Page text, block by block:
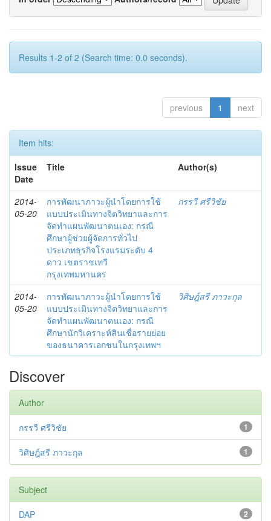
Results 1-2 of 2 (Search time: 0.0 seconds).
previous 1 next
Item hits:
Issue
Date
Title Author(s)
2014-
05-20
การพัฒนาภาวะผู้นำโดยการใช้
แบบประเมินทางจิตวิทยาและการ
จัดทำแผนพัฒนาตนเอง: กรณี
ศึกษาผู้ช่วยผู้จัดการทั่วไป
ประเภทธุรกิจโรงแรมระดับ 4
ดาว เขตราชเทวี
กรุงเทพมหานคร
กรรวี ศรีวิชัย
2014-
05-20
การพัฒนาภาวะผู้นำโดยการใช้
แบบประเมินทางจิตวิทยาและการ
จัดทำแผนพัฒนาตนเอง: กรณี
ศึกษานักวิเคราะห์สินเชื่อรายย่อย
ของธนาคารเอกชนในกรุงเทพฯ
วิศิษฎ์สรี ภาวะกุล
Discover
Author
1
กรรวี ศรีวิชัย
1
วิศิษฎ์สรี ภาวะกุล
Subject
2
DAP